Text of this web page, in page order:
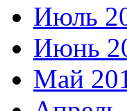
Июль
Июнь
Май